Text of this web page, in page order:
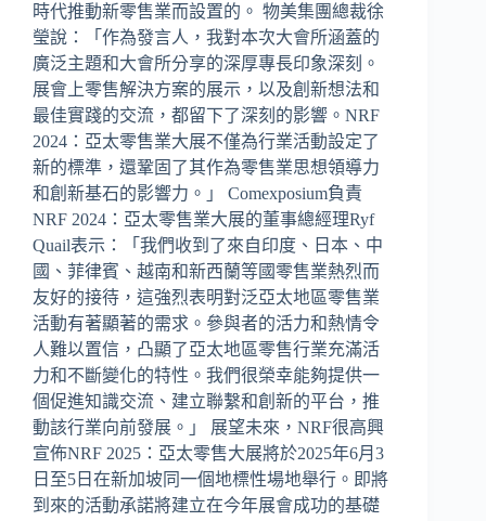
時代推動新零售業而設置的。 物美集團總裁徐
瑩說：「作為發言人，我對本次大會所涵蓋的
廣泛主題和大會所分享的深厚專長印象深刻。
展會上零售解決方案的展示，以及創新想法和
最佳實踐的交流，都留下了深刻的影響。NRF
2024：亞太零售業大展不僅為行業活動設定了
新的標準，還鞏固了其作為零售業思想領導力
和創新基石的影響力。」 Comexposium負責
NRF 2024：亞太零售業大展的董事總經理Ryf
Quail表示：「我們收到了來自印度、日本、中
國、菲律賓、越南和新西蘭等國零售業熱烈而
友好的接待，這強烈表明對泛亞太地區零售業
活動有著顯著的需求。參與者的活力和熱情令
人難以置信，凸顯了亞太地區零售行業充滿活
力和不斷變化的特性。我們很榮幸能夠提供一
個促進知識交流、建立聯繫和創新的平台，推
動該行業向前發展。」 展望未來，NRF很高興
宣佈NRF 2025：亞太零售大展將於2025年6月3
日至5日在新加坡同一個地標性場地舉行。即將
到來的活動承諾將建立在今年展會成功的基礎